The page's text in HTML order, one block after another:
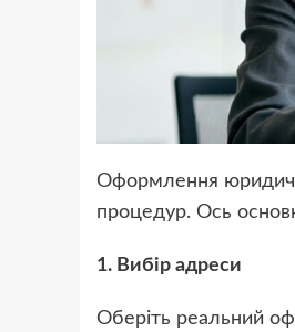
Оформлення
процедур. Ось
1. Вибір адреси
Оберіть реальний